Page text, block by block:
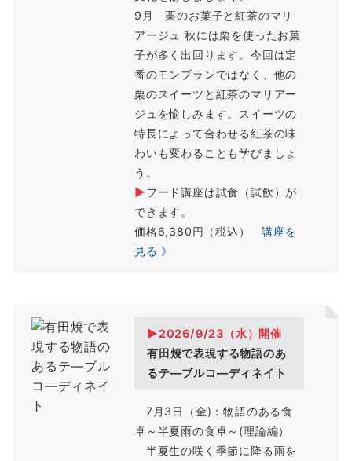
9月 栗のお菓子と紅茶のマリ
アージュ 秋には栗を使ったお菓
子が多く出回ります。今回は定
番のモンブランではなく、他の
栗のスイーツと紅茶のマリアー
ジュを愉しみます。スイーツの
特長によって合わせる紅茶の味
わいも変わることも学びましょ
う。
▶フード講座は試食（試飲）が
できます。
価格6,380円（税込）講座を
見る 》
▶2026/9/23（水）開催
有田焼で表現する物語のあ
るテ―ブルコ―ディネイト
7月3日（金)：物語のある食
卓～半夏雨の食卓～(理論編）
半夏生の咲く季節に降る雨を